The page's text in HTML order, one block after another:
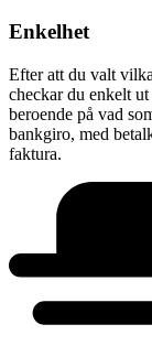
Enkelhet
Efter att du valt
checkar du enkelt
beroende på vad
bankgiro, med
faktura.